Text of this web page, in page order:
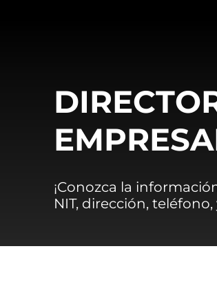
¡Conozca la
NIT, dirección,